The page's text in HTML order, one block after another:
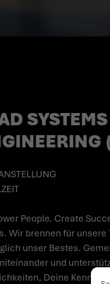
People. Create
Wir brennen für
unser Bestes.
und
Deine